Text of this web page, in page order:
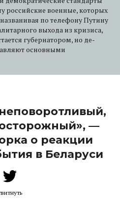
российские военные, которых
по телефону Путину
выхода из кризиса,
губернатором, но де-
основными
—
о реакции
в Беларуси